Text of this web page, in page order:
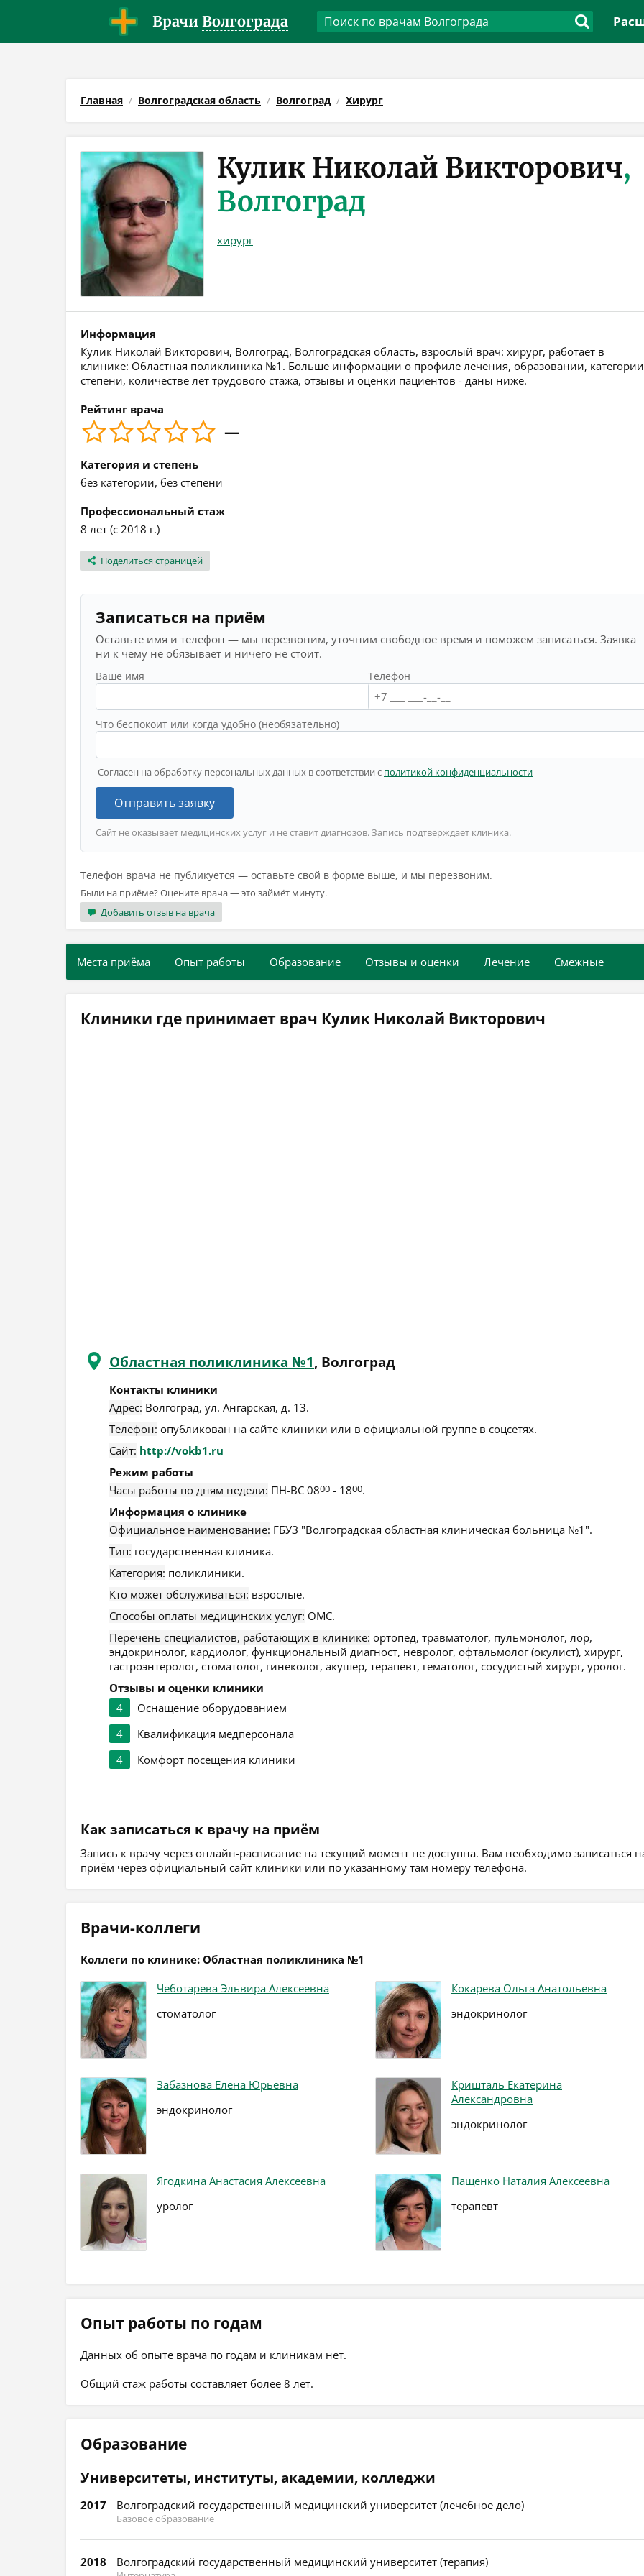
Врачи Волгограда
Главная Волгоградская область Волгоград Хирург
Кулик Николай Викторович,
Волгоград
хирург
Информация
Кулик Николай Викторович, Волгоград, Волгоградская область, взрослый врач: хирург, работает в
клинике: Областная поликлиника №1. Больше информации о профиле лечения, образовании,
степени, количестве лет трудового стажа, отзывы и оценки пациентов - даны ниже.
Рейтинг врача
—
Категория и степень
без категории, без степени
Профессиональный стаж
8 лет (с 2018 г.)
Поделиться страницей
Записаться на приём
Оставьте имя и телефон — мы перезвоним, уточним свободное время и поможем записаться. Заявка
ни к чему не обязывает и ничего не стоит.
Ваше имя Телефон
Что беспокоит или когда удобно (необязательно)
Согласен на обработку персональных данных в соответствии с политикой конфиденциальности
Отправить заявку
Сайт не оказывает медицинских услуг и не ставит диагнозов. Запись подтверждает клиника.
Телефон врача не публикуется — оставьте свой в форме выше, и мы перезвоним.
Были на приёме? Оцените врача — это займёт минуту.
Добавить отзыв на врача
Места приёма Опыт работы Образование Отзывы и оценки Лечение Смежные
Клиники где принимает врач Кулик Николай Викторович
Областная поликлиника №1, Волгоград
Контакты клиники
Адрес: Волгоград, ул. Ангарская, д. 13.
Телефон: опубликован на сайте клиники или в официальной группе в соцсетях.
Сайт: http://vokb1.ru
Режим работы
Часы работы по дням недели: ПН-ВС 0800 - 1800.
Информация о клинике
Официальное наименование: ГБУЗ "Волгоградская областная клиническая больница №1".
Тип: государственная клиника.
Категория: поликлиники.
Кто может обслуживаться: взрослые.
Способы оплаты медицинских услуг: ОМС.
Перечень специалистов, работающих в клинике: ортопед, травматолог, пульмонолог, лор,
эндокринолог, кардиолог, функциональный диагност, невролог, офтальмолог (окулист), хирург,
гастроэнтеролог, стоматолог, гинеколог, акушер, терапевт, гематолог, сосудистый хирург, уролог.
Отзывы и оценки клиники
4
Оснащение оборудованием
4
Квалификация медперсонала
4
Комфорт посещения клиники
Как записаться к врачу на приём
Запись к врачу через онлайн-расписание на текущий момент не доступна. Вам необходимо записаться
приём через официальный сайт клиники или по указанному там номеру телефона.
Врачи-коллеги
Коллеги по клинике: Областная поликлиника №1
Чеботарева Эльвира Алексеевна
стоматолог
Кокарева Ольга Анатольевна
эндокринолог
Забазнова Елена Юрьевна
эндокринолог
Кришталь Екатерина
Александровна
эндокринолог
Ягодкина Анастасия Алексеевна
уролог
Пащенко Наталия Алексеевна
терапевт
Опыт работы по годам
Данных об опыте врача по годам и клиникам нет.
Общий стаж работы составляет более 8 лет.
Образование
Университеты, институты, академии, колледжи
2017 Волгоградский государственный медицинский университет (лечебное дело)
Базовое образование
2018 Волгоградский государственный медицинский университет (терапия)